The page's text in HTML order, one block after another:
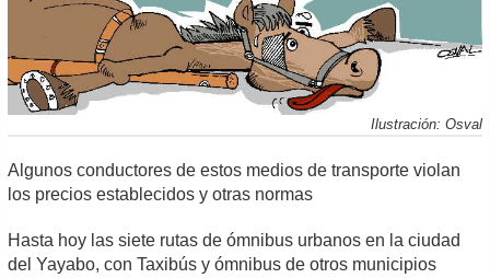
Ilustración: Osval
Algunos conductores de estos medios de transporte violan
los precios establecidos y otras normas
Hasta hoy las siete rutas de ómnibus urbanos en la ciudad
del Yayabo, con Taxibús y ómnibus de otros municipios